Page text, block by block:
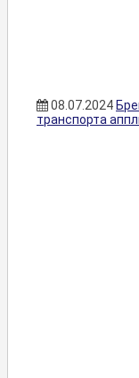
08.07.2024
транспорта